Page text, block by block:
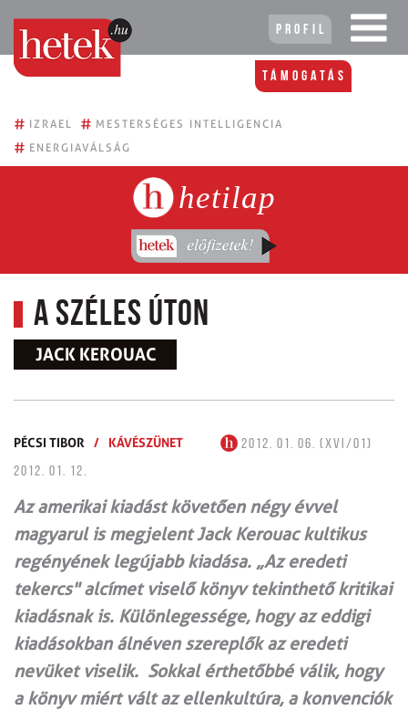
Profil
Támogatás
# IZRAEL # MESTERSÉGES INTELLIGENCIA
# ENERGIAVÁLSÁG
hetilap
A széles ÚTON
JACK KEROUAC
PÉCSI TIBOR / KÁVÉSZÜNET
2012. 01. 06. (XVI/01)
2012. 01. 12.
Az amerikai kiadást követően négy évvel
magyarul is megjelent Jack Kerouac kultikus
regényének legújabb kiadása. „Az eredeti
tekercs" alcímet viselő könyv tekinthető kritikai
kiadásnak is. Különlegessége, hogy az eddigi
kiadásokban álnéven szereplők az eredeti
nevüket viselik. Sokkal érthetőbbé válik, hogy
a könyv miért vált az ellenkultúra, a konvenciók